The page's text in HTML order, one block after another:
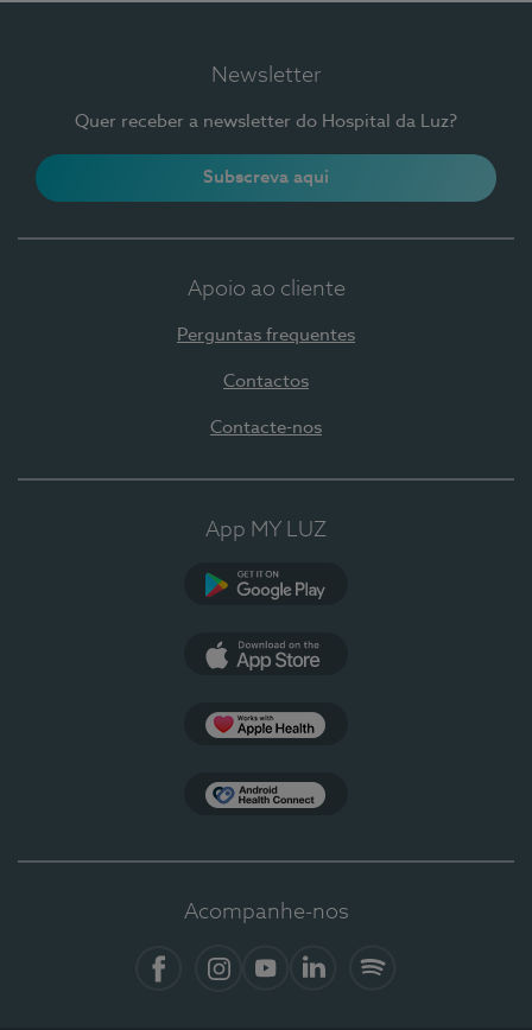
Newsletter
Quer receber a newsletter do Hospital da Luz?
Subscreva aqui
Apoio ao cliente
Perguntas frequentes
Contactos
Contacte-nos
App MY LUZ
Acompanhe-nos